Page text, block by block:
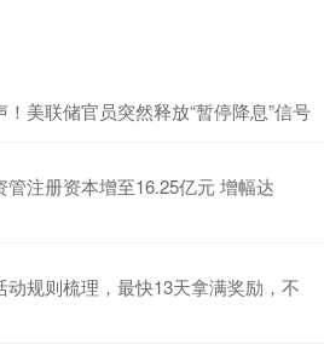
美联储官员突然释放“暂停降息”信号
注册资本增至16.25亿元 增幅达
规则梳理，最快13天拿满奖励，不